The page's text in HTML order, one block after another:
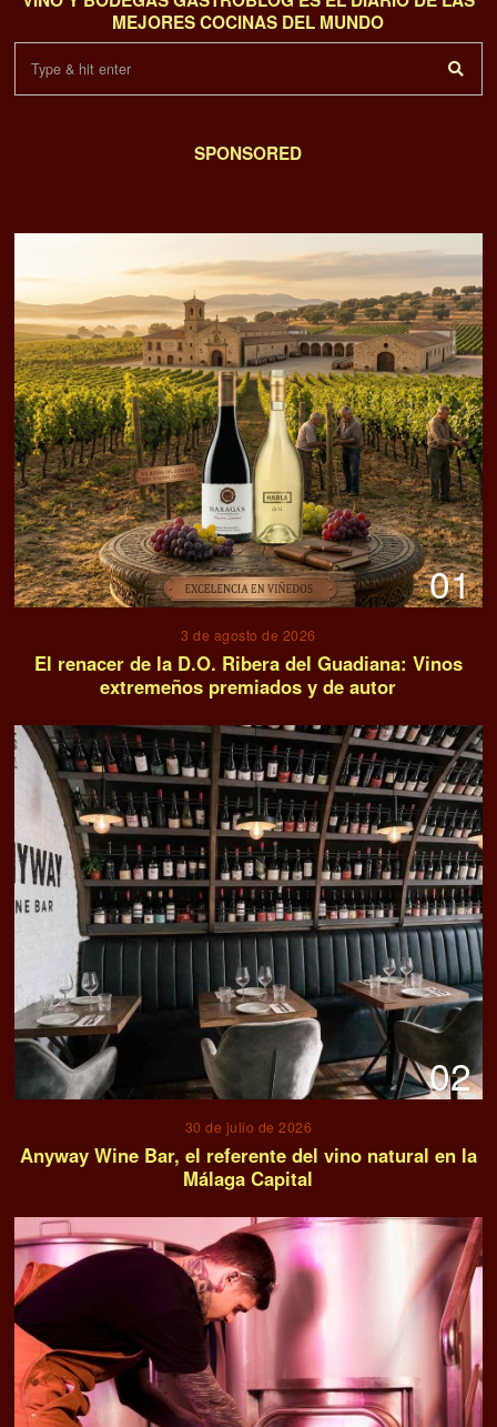
MEJORES COCINAS DEL MUNDO
SPONSORED
01
3 de agosto de 2026
El renacer de la D.O. Ribera del Guadiana: Vinos
extremeños premiados y de autor
02
30 de julio de 2026
Anyway Wine Bar, el referente del vino natural en la
Málaga Capital